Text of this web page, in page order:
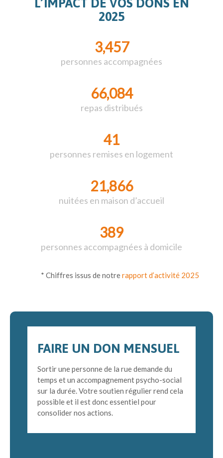
2025
3,457
personnes accompagnées
66,084
repas distribués
41
personnes remises en logement
21,866
nuitées en maison d’accueil
389
personnes accompagnées à domicile
* Chiffres issus de notrerapport d’activité 2025
FAIRE UN DON MENSUEL
Sortir une personne de la rue demande du
temps et un accompagnement psycho-social
sur la durée. Votre soutien régulier rend cela
possible et il est donc essentiel pour
consolider nos actions.